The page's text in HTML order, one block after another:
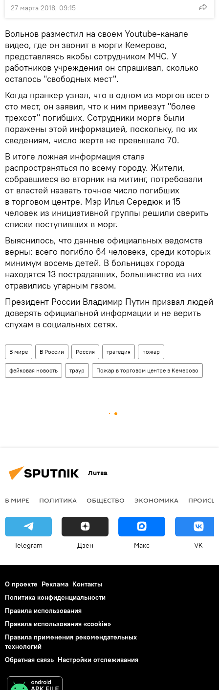
27 марта 2018, 09:15
Вольнов разместил на своем Youtube-канале
видео, где он звонит в морги Кемерово,
представляясь якобы сотрудником МЧС. У
работников учреждения он спрашивал, сколько
осталось "свободных мест".
Когда пранкер узнал, что в одном из моргов всего
сто мест, он заявил, что к ним привезут "более
трехсот" погибших. Сотрудники морга были
поражены этой информацией, поскольку, по их
сведениям, число жертв не превышало 70.
В итоге ложная информация стала
распространяться по всему городу. Жители,
собравшиеся во вторник на митинг, потребовали
от властей назвать точное число погибших
в торговом центре. Мэр Илья Середюк и 15
человек из инициативной группы решили сверить
списки поступивших в морг.
Выяснилось, что данные официальных ведомств
верны: всего погибло 64 человека, среди которых
минимум восемь детей. В больницах города
находятся 13 пострадавших, большинство из них
отравились угарным газом.
Президент России Владимир Путин призвал людей
доверять официальной информации и не верить
слухам в социальных сетях.
В мире В России Россия трагедия пожар
фейковая новость траур Пожар в торговом центре в Кемерово
Литва
В МИРЕ ПОЛИТИКА ОБЩЕСТВО ЭКОНОМИКА
Telegram Дзен Макс VK
О проекте Реклама Контакты
Политика конфиденциальности
Правила использования
Правила использования «cookie»
Правила применения рекомендательных
технологий
Обратная связь Настройки отслеживания